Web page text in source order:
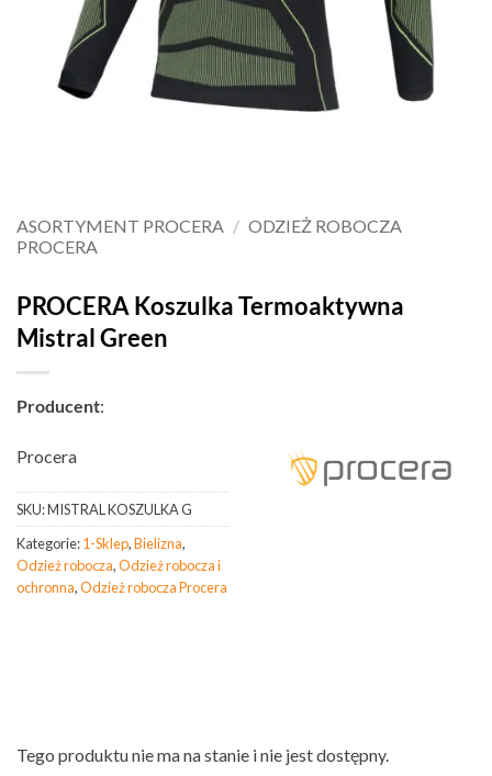
ASORTYMENT PROCERA / ODZIEŻ ROBOCZA
PROCERA
PROCERA Koszulka Termoaktywna
Mistral Green
Producent:
Procera
SKU:MISTRAL KOSZULKA G
Kategorie:1-Sklep,Bielizna,
Odzież robocza,Odzież robocza i
ochronna,Odzież robocza Procera
Tego produktu nie ma na stanie i nie jest dostępny.